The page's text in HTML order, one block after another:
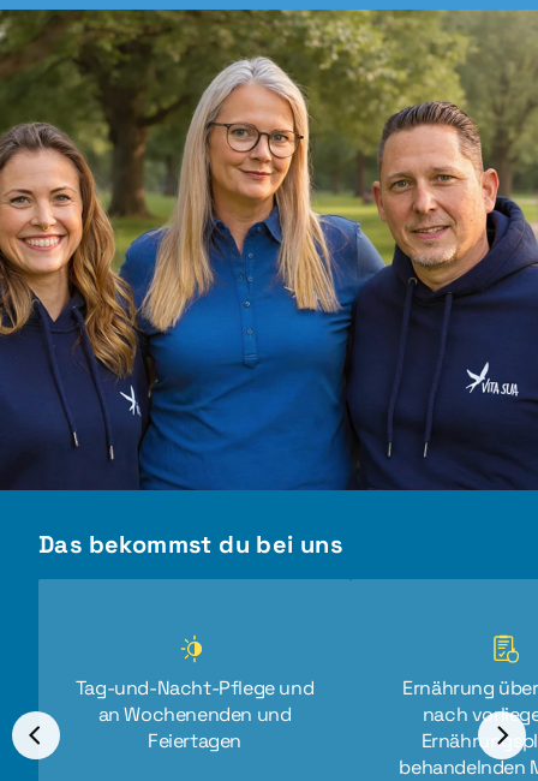
Das bekommst du bei uns
Tag-und-Nacht-Pflege und
an Wochenenden und
Feiertagen
Ernährung
nach
behandelnden